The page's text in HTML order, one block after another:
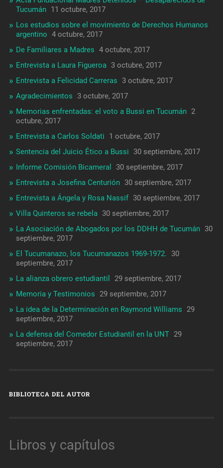
Tucumán 11 octubre, 2017
Los estudios sobre el movimiento de Derechos Humanos
argentino 4 octubre, 2017
De Familiares a Madres 4 octubre, 2017
Entrevista a Laura Figueroa 3 octubre, 2017
Entrevista a Felicidad Carreras 3 octubre, 2017
Agradecimientos 3 octubre, 2017
Memorias enfrentadas: el voto a Bussi en Tucumán 2
octubre, 2017
Entrevista a Carlos Soldati
1 octubre, 2017
Sentencia del Juicio Ético a Bussi 30 septiembre, 2017
Informe Comisión Bicameral
30 septiembre, 2017
Entrevista a Josefina Centurión 30 septiembre, 2017
Entrevista a Ángela y Rosa Nassif 30 septiembre, 2017
Villa Quinteros se rebela 30 septiembre, 2017
La Asociación de Abogados por los DDHH de Tucumán 30
septiembre, 2017
El Tucumanazo, los Tucumanazos 1969-1972. 30
septiembre, 2017
La alianza obrero estudiantil
29 septiembre, 2017
Memoria y Testimonios
29 septiembre, 2017
La idea de la Determinación en Raymond Williams
29
septiembre, 2017
La defensa del Comedor Estudiantil en la UNT 29
septiembre, 2017
BIBLIOTECA DEL AUTOR
Libros y capítulos